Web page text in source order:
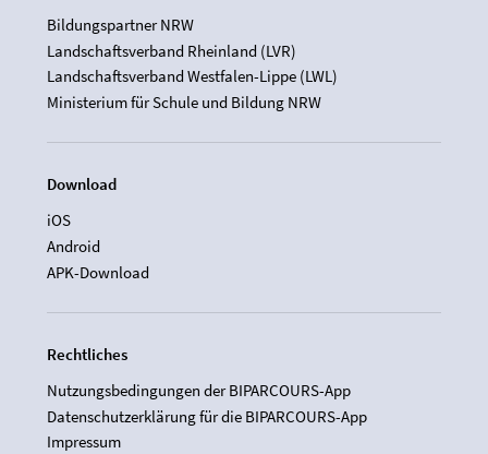
Bildungspartner NRW
Landschaftsverband Rheinland (LVR)
Landschaftsverband Westfalen-Lippe (LWL)
Ministerium für Schule und Bildung NRW
Download
iOS
Android
APK-Download
Rechtliches
Nutzungsbedingungen der BIPARCOURS-App
Datenschutzerklärung für die BIPARCOURS-App
Impressum